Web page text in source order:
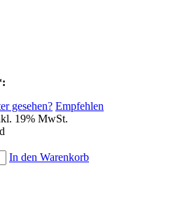
gesehen? Empfehlen
19% MwSt.
In den Warenkorb